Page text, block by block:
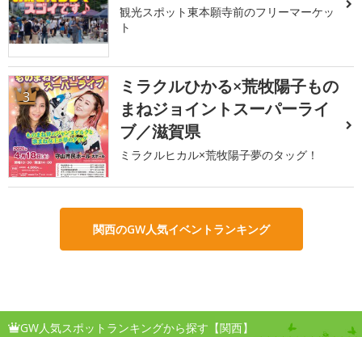
観光スポット東本願寺前のフリーマーケッ
ト
3
ミラクルひかる×荒牧陽子もの
まねジョイントスーパーライ
ブ／滋賀県
ミラクルヒカル×荒牧陽子夢のタッグ！
関西のGW人気イベントランキング
GW人気スポットランキングから探す【関西】